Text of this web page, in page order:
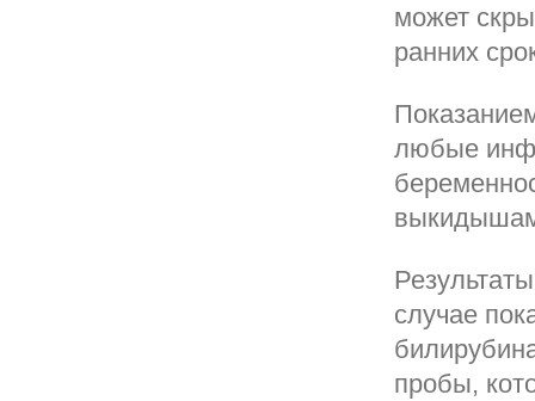
может
ранних
любые
случае
пробы,